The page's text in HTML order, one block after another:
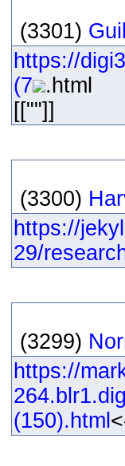
(3301)
https://
(7
.html
[[""]]
(3300)
https://
29/
(3299)
https://
(150).html